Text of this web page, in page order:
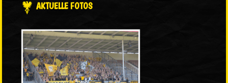
AKTUELLE FOTOS